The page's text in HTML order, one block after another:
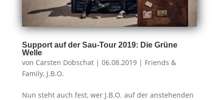
Support auf der Sau-Tour 2019: Die Grüne
Welle
von Carsten Dobschat| 06.08.2019| Friends &
Family, J.B.O.
Nun steht auch fest, wer J.B.O. auf der anstehenden